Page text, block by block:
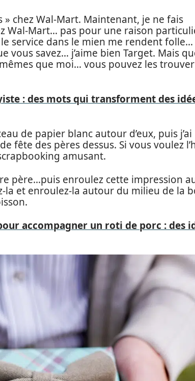
» chez Wal-Mart. Maintenant, je ne fais
Wal-Mart… pas pour une raison
service dans le mien me rendent
vous savez… j’aime bien Target. Mais
que moi… vous pouvez les
: des mots qui transforment des
de papier blanc autour d’eux, puis j’ai
fête des pères dessus. Si vous voulez
amusant.
père…puis enroulez cette impression
la et enroulez-la autour du milieu de la
accompagner un roti de porc : des